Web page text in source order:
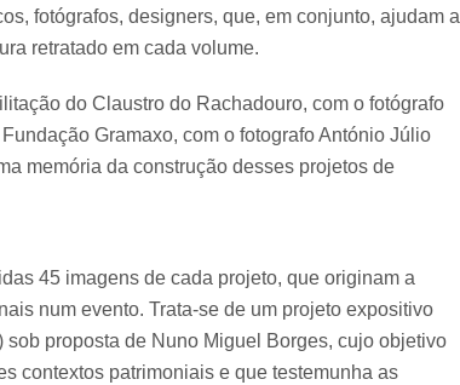
fotógrafos, designers, que, em conjunto, ajudam a
retratado em cada volume.
do Claustro do Rachadouro, com o fotógrafo
Gramaxo, com o fotografo António Júlio
memória da construção desses projetos de
45 imagens de cada projeto, que originam a
num evento. Trata-se de um projeto expositivo
sob proposta de Nuno Miguel Borges, cujo objetivo
contextos patrimoniais e que testemunha as